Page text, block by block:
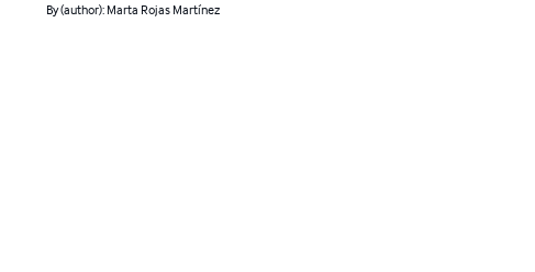
By (author): Marta Rojas Martínez